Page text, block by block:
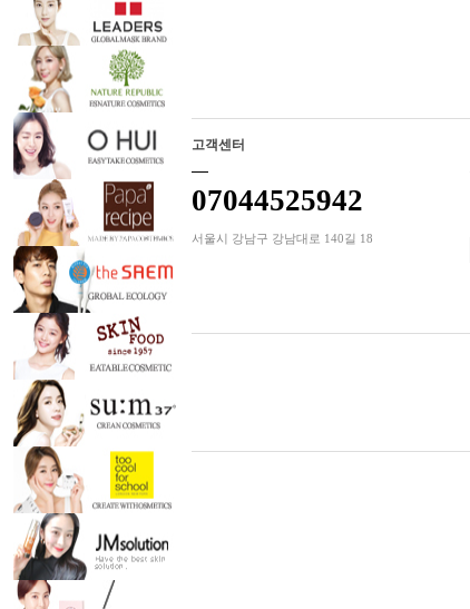
고객센터
07044525942
서울시 강남구 강남대로 140길 18